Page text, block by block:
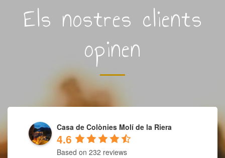
Els nostres clients
opinen
Casa de Colònies Molí de la Riera
4.6
Based on 232 reviews